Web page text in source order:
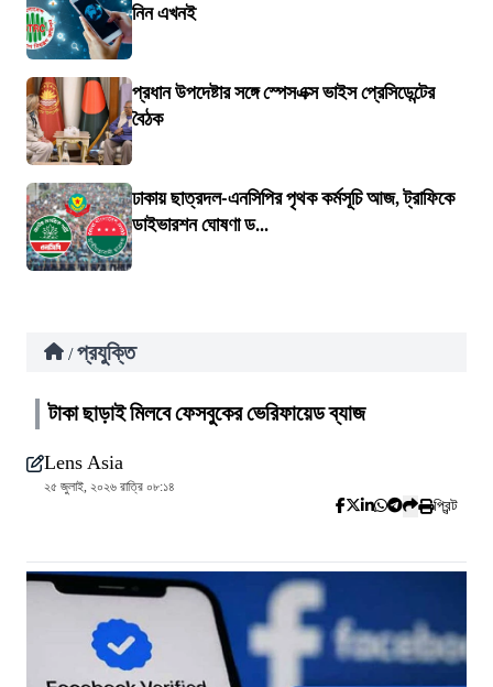
নিন এখনই
প্রধান উপদেষ্টার সঙ্গে স্পেসএক্স ভাইস প্রেসিডেন্টের
বৈঠক
ঢাকায় ছাত্রদল-এনসিপির পৃথক কর্মসূচি আজ, ট্রাফিকে
ডাইভারশন ঘোষণা ড...
/ প্রযুক্তি
টাকা ছাড়াই মিলবে ফেসবুকের ভেরিফায়েড ব্যাজ
Lens Asia
২৫ জুলাই, ২০২৬ রাত্রি ০৮:১৪
প্রিন্ট